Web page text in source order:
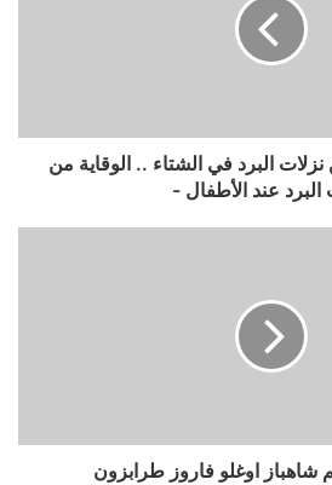
البرد في الشتاء .. الوقاية من
البرد عند الأطفال -
اوغلو فاروز طرابزون